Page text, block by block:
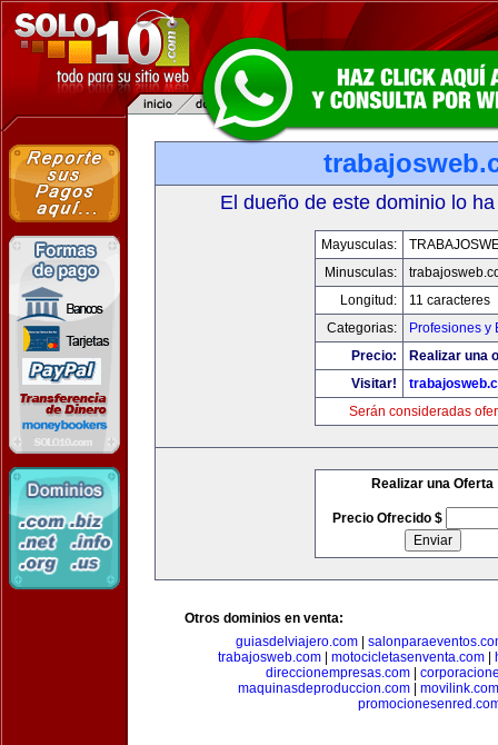
El dueño de este dominio lo
Mayusculas:
Minusculas:
Longitud:
11 caracteres
Categorias:
Profesiones y
Precio:
Realizar una
Visitar!
Serán consideradas
Realizar una Oferta
Precio Ofrecido $
Otros dominios en venta:
guiasdelviajero.com|
trabajosweb.com| motocicletasenventa.com|
direccionempresas.com|
maquinasdeproduccion.com
movilink.com